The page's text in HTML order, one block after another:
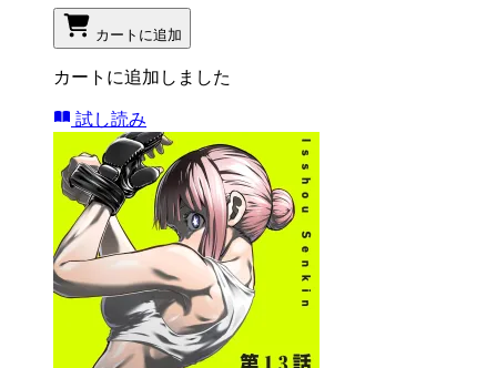
カートに追加
カートに追加しました
試し読み